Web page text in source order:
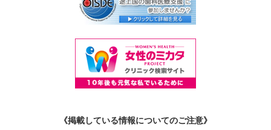
《掲載している情報についてのご注意》